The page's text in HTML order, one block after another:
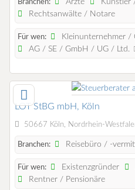
Branchen:
Rechtsanwälte / Notare
Für wen:
Kleinunternehmer /
AG / SE / GmbH / UG / Ltd.
LOT StBG mbH, Köln
50667 Köln, Nordrhein-
Branchen: Reisebüro / -
Für wen: Existenzgründer
Rentner / Pensionäre